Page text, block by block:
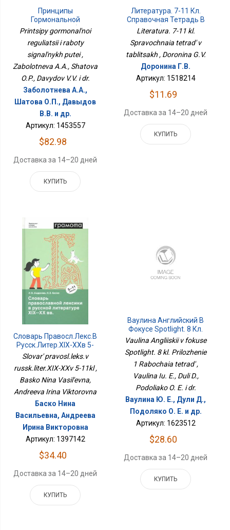
Принципы
Гормональной
Регуляции И Работы
Сигнальных Путей
Printsipy gormonal'noi
reguliatsii i raboty
signal'nykh putei ,
Zabolotneva A.A., Shatova
O.P., Davydov V.V. i dr.
Заболотнева А.А.,
Шатова О.П., Давыдов
В.В. и др.
Артикул: 1453557
$82.98
Доставка за 14–20 дней
КУПИТЬ
Литература. 7-11 Кл.
Справочная Тетрадь В
Таблицах
Literatura. 7-11 kl.
Spravochnaia tetrad' v
tablitsakh , Doronina G.V.
Доронина Г.В.
Артикул: 1518214
$11.69
Доставка за 14–20 дней
КУПИТЬ
Словарь Правосл.лекс.в
Русск.литер.XIX-XXв 5-
11кл
Slovar' pravosl.leks.v
russk.liter.XIX-XXv 5-11kl ,
Basko Nina Vasil'evna,
Andreeva Irina Viktorovna
Баско Нина
Васильевна, Андреева
Ирина Викторовна
Артикул: 1397142
$34.40
Доставка за 14–20 дней
КУПИТЬ
Ваулина Английский В
Фокусе Spotlight. 8 Кл.
Приложение 1 Рабочая
Тетрадь
Vaulina Angliiskii v fokuse
Spotlight. 8 kl. Prilozhenie
1 Rabochaia tetrad' ,
Vaulina Iu. E., Duli D.,
Podoliako O. E. i dr.
Ваулина Ю. Е., Дули Д.,
Подоляко О. Е. и др.
Артикул: 1623512
$28.60
Доставка за 14–20 дней
КУПИТЬ